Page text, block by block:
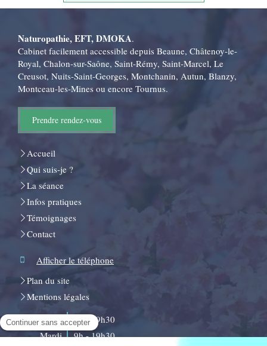
Naturopathie, EFT, DMOKA.
Cabinet facilement accessible depuis Beaune, Châtenoy-le-
Royal, Chalon-sur-Saône, Saint-Rémy, Saint-Marcel, Le
Creusot, Nuits-Saint-Georges, Montchanin, Autun, Blanzy,
Montceau-les-Mines ou encore Tournus.
Prendre rendez-vous
Accueil
Qui suis-je ?
La séance
Infos pratiques
Témoignages
Contact
Afficher le téléphone
Plan du site
Mentions légales
Lundi
9h - 19h30
Mardi
9h - 19h30